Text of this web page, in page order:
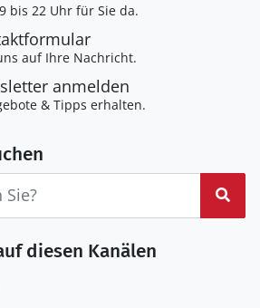
bis 22 Uhr für Sie da.
auf Ihre Nachricht.
anmelden
& Tipps erhalten.
diesen Kanälen